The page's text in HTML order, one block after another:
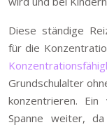
Diese ständige
für die
Grundschulalter
konzentrieren.
Spanne weiter,